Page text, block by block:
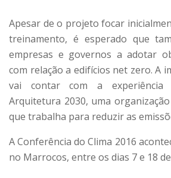
Apesar de o projeto focar
treinamento, é esperado que
empresas e governos a adotar
com relação a edifícios net zero. A
vai contar com a experiência
Arquitetura 2030, uma
que trabalha para reduzir as
A Conferência do Clima 2016
no Marrocos, entre os dias 7 e 18